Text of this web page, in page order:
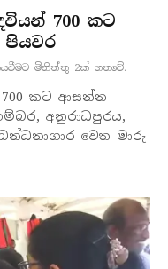
700 කට
මිනිත්තු 2ක් ගතවේ.
700 කට ආසන්න
අනුරාධපුරය,
වෙත මාරු